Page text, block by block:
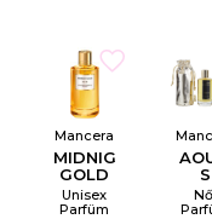
Mancera
MIDNIGHT
GOLD
Unisex
Parfüm
S